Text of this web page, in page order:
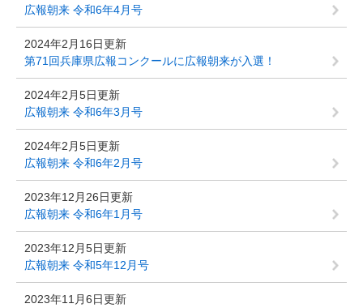
広報朝来 令和6年4月号
2024年2月16日更新
第71回兵庫県広報コンクールに広報朝来が入選！
2024年2月5日更新
広報朝来 令和6年3月号
2024年2月5日更新
広報朝来 令和6年2月号
2023年12月26日更新
広報朝来 令和6年1月号
2023年12月5日更新
広報朝来 令和5年12月号
2023年11月6日更新